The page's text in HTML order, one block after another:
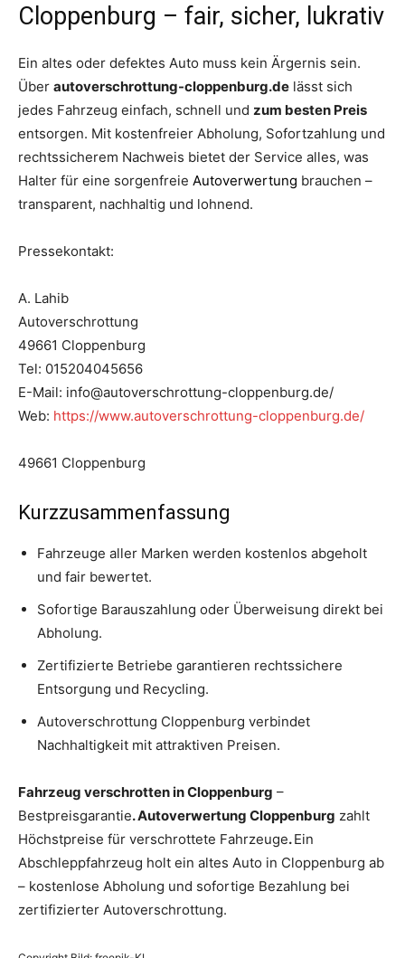
Cloppenburg – fair, sicher, lukrativ
Ein altes oder defektes Auto muss kein Ärgernis sein.
Über autoverschrottung-cloppenburg.de lässt sich
jedes Fahrzeug einfach, schnell und zum besten Preis
entsorgen. Mit kostenfreier Abholung, Sofortzahlung und
rechtssicherem Nachweis bietet der Service alles, was
Halter für eine sorgenfreie Autoverwertung brauchen –
transparent, nachhaltig und lohnend.
Pressekontakt:
A. Lahib
Autoverschrottung
49661 Cloppenburg
Tel: 015204045656
E-Mail: info@autoverschrottung-cloppenburg.de/
Web: https://www.autoverschrottung-cloppenburg.de/
49661 Cloppenburg
Kurzzusammenfassung
Fahrzeuge aller Marken werden kostenlos abgeholt
und fair bewertet.
Sofortige Barauszahlung oder Überweisung direkt bei
Abholung.
Zertifizierte Betriebe garantieren rechtssichere
Entsorgung und Recycling.
Autoverschrottung Cloppenburg verbindet
Nachhaltigkeit mit attraktiven Preisen.
Fahrzeug verschrotten in Cloppenburg –
Bestpreisgarantie. Autoverwertung Cloppenburg zahlt
Höchstpreise für verschrottete Fahrzeuge.Ein
Abschleppfahrzeug holt ein altes Auto in Cloppenburg ab
– kostenlose Abholung und sofortige Bezahlung bei
zertifizierter Autoverschrottung.